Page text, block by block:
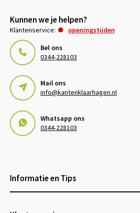
Kunnen we je helpen?
Klantenservice:
openingstijden
Bel ons
0344-228103
Mail ons
info@kantenklaarhagen.nl
Whatsapp ons
0344-228103
Informatie en Tips